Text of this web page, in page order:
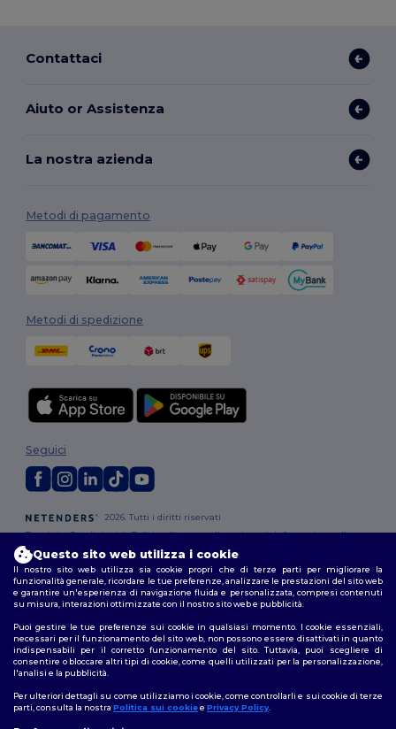
Contattaci
Aiuto or Assistenza
La nostra azienda
Metodi di pagamento
Metodi di spedizione
2026. Tutti i diritti riservati
Termini e Condizioni|Politica di personalizzazione|Informativa sulla
privacy
| Politica sui cookie | Site Map
Seguici
Roma |Milano|Napoli | Torino |Palermo | Genova|Bologna |Firenze
Catania| Bari
Questo sito web utilizza i cookie
Il nostro sito web utilizza sia cookie propri che di terze parti per migliorare la
funzionalità generale, ricordare le tue preferenze, analizzare le prestazioni del sito web
e garantire un'esperienza di navigazione fluida e personalizzata, compresi contenuti
su misura, interazioni ottimizzate con il nostro sito web e pubblicità.
Puoi gestire le tue preferenze sui cookie in qualsiasi momento. I cookie essenziali,
necessari per il funzionamento del sito web, non possono essere disattivati in quanto
indispensabili per il corretto funzionamento del sito. Tuttavia, puoi scegliere di
consentire o bloccare altri tipi di cookie, come quelli utilizzati per la personalizzazione,
l'analisi e la pubblicità.
Per ulteriori dettagli su come utilizziamo i cookie, come controllarli e sui cookie di terze
parti, consulta la nostra Politica sui cookiee Privacy Policy.